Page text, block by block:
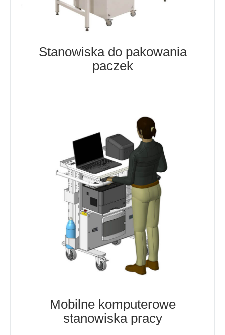
Stanowiska do pakowania
paczek
Mobilne komputerowe
stanowiska pracy